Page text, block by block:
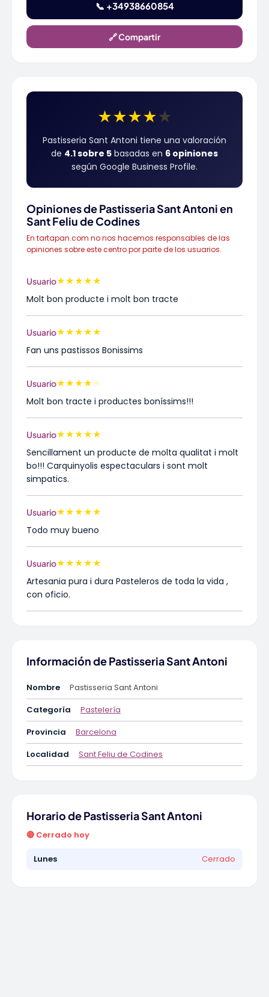
📞 +34938660854
🔗 Compartir
★★★★★
Pastisseria Sant Antoni tiene una valoración
de 4.1 sobre 5 basadas en 6 opiniones
según Google Business Profile.
Opiniones de Pastisseria Sant Antoni en
Sant Feliu de Codines
En tartapan.com no nos hacemos responsables de las
opiniones sobre este centro por parte de los usuarios.
Usuario★★★★★
Molt bon producte i molt bon tracte
Usuario★★★★★
Fan uns pastissos Bonissims
Usuario★★★★ ★
Molt bon tracte i productes boníssims!!!
Usuario★★★★★
Sencillament un producte de molta qualitat i molt
bo!!! Carquinyolis espectaculars i sont molt
simpatics.
Usuario★★★★★
Todo muy bueno
Usuario★★★★★
Artesania pura i dura Pasteleros de toda la vida ,
con oficio.
Información de Pastisseria Sant Antoni
Nombre
Pastisseria Sant Antoni
Categoría
Pastelería
Provincia
Barcelona
Localidad
Sant Feliu de Codines
Horario de Pastisseria Sant Antoni
🔴 Cerrado hoy
Lunes Cerrado